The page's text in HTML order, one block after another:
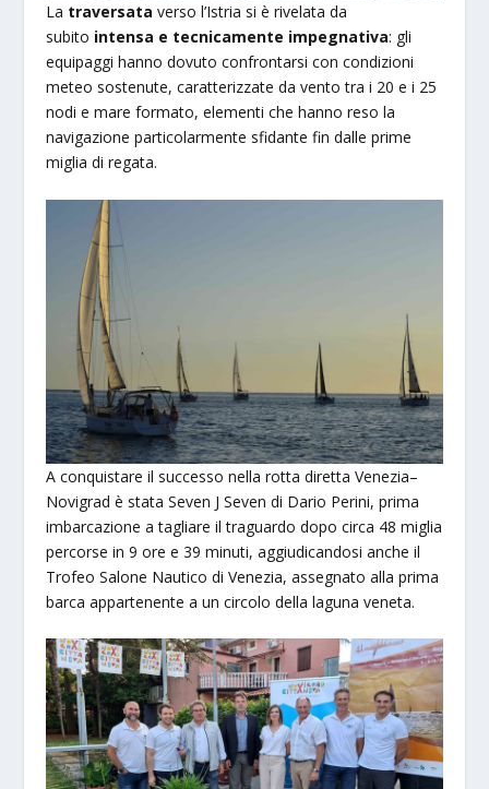
La traversata verso l’Istria si è rivelata da
subito intensa e tecnicamente impegnativa: gli
equipaggi hanno dovuto confrontarsi con condizioni
meteo sostenute, caratterizzate da vento tra i 20 e i 25
nodi e mare formato, elementi che hanno reso la
navigazione particolarmente sfidante fin dalle prime
miglia di regata.
A conquistare il successo nella rotta diretta Venezia–
Novigrad è stata Seven J Seven di Dario Perini, prima
imbarcazione a tagliare il traguardo dopo circa 48 miglia
percorse in 9 ore e 39 minuti, aggiudicandosi anche il
Trofeo Salone Nautico di Venezia, assegnato alla prima
barca appartenente a un circolo della laguna veneta.